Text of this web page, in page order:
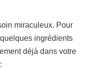
miraculeux. Pour
ingrédients
déjà dans votre